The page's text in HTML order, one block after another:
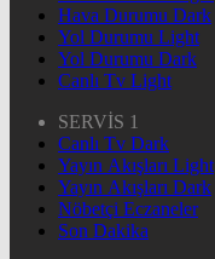
Hava Durumu Dark
Yol Durumu Light
Yol Durumu Dark
Canlı Tv Light
SERVİS 1
Canlı Tv Dark
Yayın Akışları Light
Yayın Akışları Dark
Nöbetçi Eczaneler
Son Dakika